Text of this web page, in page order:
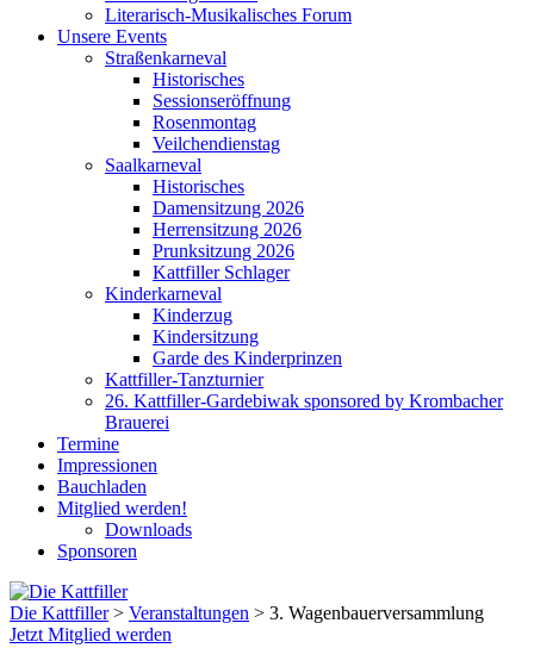
Literarisch-Musikalisches Forum
Unsere Events
Straßenkarneval
Historisches
Sessionseröffnung
Rosenmontag
Veilchendienstag
Saalkarneval
Historisches
Damensitzung 2026
Herrensitzung 2026
Prunksitzung 2026
Kattfiller Schlager
Kinderkarneval
Kinderzug
Kindersitzung
Garde des Kinderprinzen
Kattfiller-Tanzturnier
26. Kattfiller-Gardebiwak sponsored by Krombacher
Brauerei
Termine
Impressionen
Bauchladen
Mitglied werden!
Downloads
Sponsoren
Die Kattfiller> Veranstaltungen > 3. Wagenbauerversammlung
Jetzt Mitglied werden